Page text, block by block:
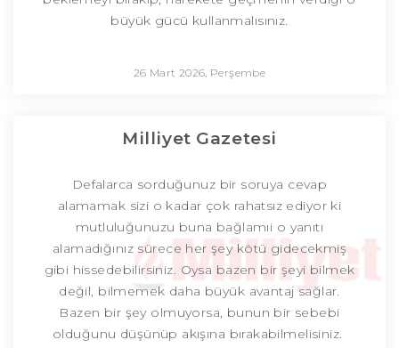
büyük gücü kullanmalısınız.
26 Mart 2026, Perşembe
Milliyet Gazetesi
Defalarca sorduğunuz bir soruya cevap
alamamak sizi o kadar çok rahatsız ediyor ki
mutluluğunuzu buna bağlamıi o yanıtı
alamadığınız sürece her şey kötü gidecekmiş
gibi hissedebilirsiniz. Oysa bazen bir şeyi bilmek
değil, bilmemek daha büyük avantaj sağlar.
Bazen bir şey olmuyorsa, bunun bir sebebi
olduğunu düşünüp akışına bırakabilmelisiniz.